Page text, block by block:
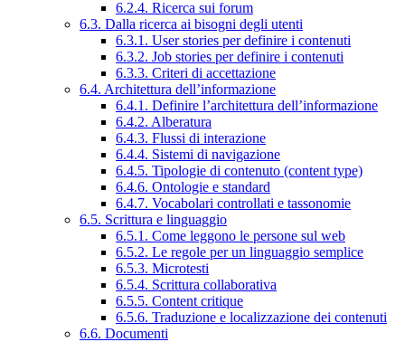
6.2.4. Ricerca sui forum
6.3. Dalla ricerca ai bisogni degli utenti
6.3.1. User stories per definire i contenuti
6.3.2. Job stories per definire i contenuti
6.3.3. Criteri di accettazione
6.4. Architettura dell’informazione
6.4.1. Definire l’architettura dell’informazione
6.4.2. Alberatura
6.4.3. Flussi di interazione
6.4.4. Sistemi di navigazione
6.4.5. Tipologie di contenuto (content type)
6.4.6. Ontologie e standard
6.4.7. Vocabolari controllati e tassonomie
6.5. Scrittura e linguaggio
6.5.1. Come leggono le persone sul web
6.5.2. Le regole per un linguaggio semplice
6.5.3. Microtesti
6.5.4. Scrittura collaborativa
6.5.5. Content critique
6.5.6. Traduzione e localizzazione dei contenuti
6.6. Documenti